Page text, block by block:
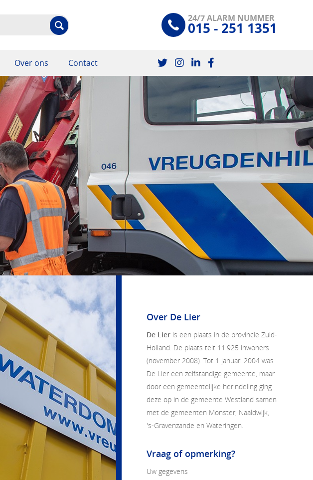
24/7 ALARM NUMMER
015 - 251 1351
Over ons Contact
Over De Lier
De Lier is een plaats in de provincie Zuid-
Holland. De plaats telt 11.925 inwoners
(november 2008). Tot 1 januari 2004 was
De Lier een zelfstandige gemeente, maar
door een gemeentelijke herindeling ging
deze op in de gemeente Westland samen
met de gemeenten Monster, Naaldwijk,
's-Gravenzande en Wateringen.
Vraag of opmerking?
Uw gegevens